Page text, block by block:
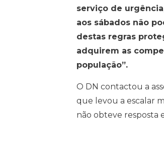
serviço de
aos sábados não
destas regras
adquirem as
população”.
O DN contactou a
que levou a escalar
não obteve resposta